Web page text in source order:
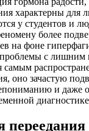
характерны для
у студентов и
более
на фоне
проблемы с лишним
самым
оно зачастую
и даже
переедания